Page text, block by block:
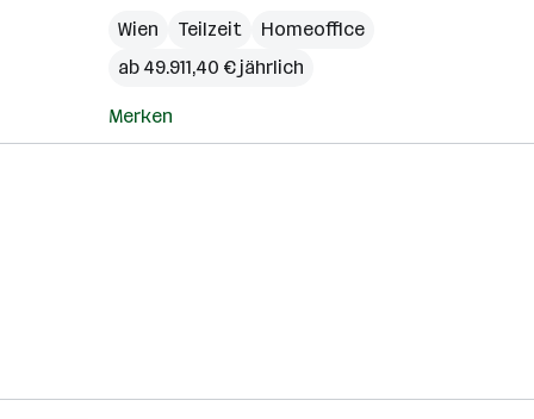
Wien Teilzeit
Homeoffice
ab 49.911,40 € jährlich
Merken